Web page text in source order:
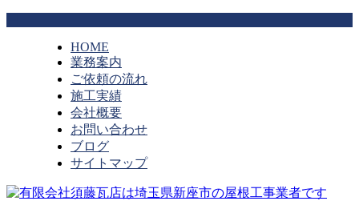
HOME
業務案内
ご依頼の流れ
施工実績
会社概要
お問い合わせ
ブログ
サイトマップ